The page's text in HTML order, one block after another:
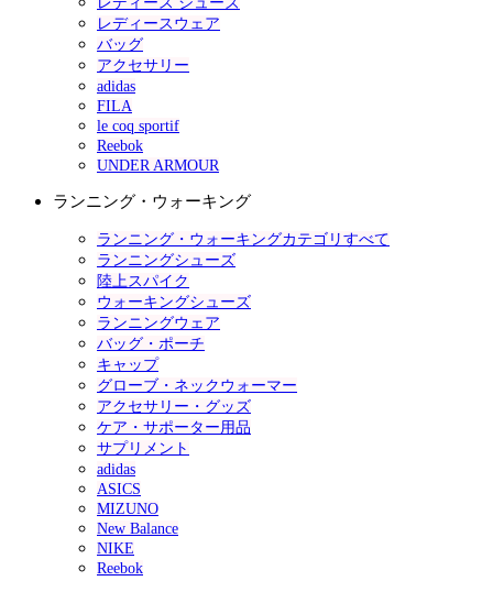
レディースウェア
バッグ
アクセサリー
adidas
FILA
le coq sportif
Reebok
UNDER ARMOUR
ランニング・ウォーキング
ランニング・ウォーキングカテゴリすべて
ランニングシューズ
陸上スパイク
ウォーキングシューズ
ランニングウェア
バッグ・ポーチ
キャップ
グローブ・ネックウォーマー
アクセサリー・グッズ
ケア・サポーター用品
サプリメント
adidas
ASICS
MIZUNO
New Balance
NIKE
Reebok